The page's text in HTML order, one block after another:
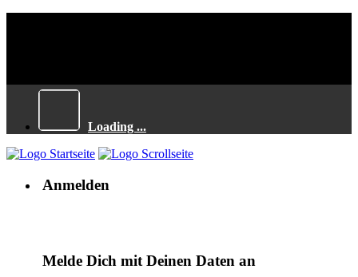
Loading ...
Anmelden
Melde Dich mit Deinen Daten an